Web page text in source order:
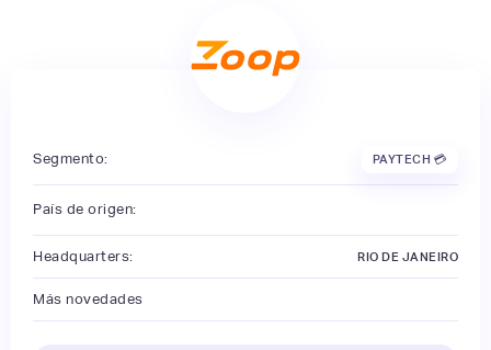
Segmento: PAYTECH 💳
País de origen:
Headquarters: RIO DE JANEIRO
Más novedades